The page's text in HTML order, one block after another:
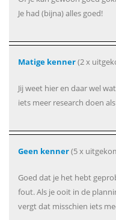
Je had (bijna) alles goed!
Matige kenner(2 x
Jij weet hier en daar wel
iets meer research doen
Geen kenner(5 x
Goed dat je het hebt
fout. Als je ooit in de
vergt dat misschien iets